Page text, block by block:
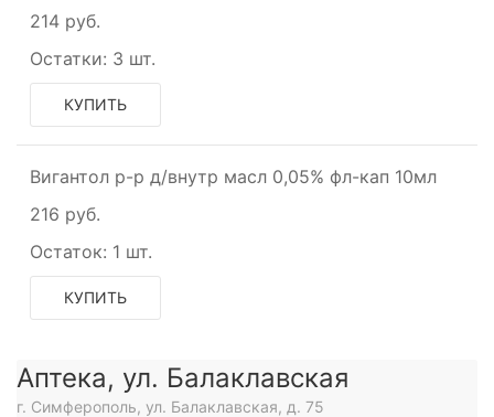
214 руб.
Остатки: 3 шт.
КУПИТЬ
Вигантол р-р д/внутр масл 0,05% фл-кап 10мл
216 руб.
Остаток: 1 шт.
КУПИТЬ
Аптека, ул. Балаклавская
г. Симферополь, ул. Балаклавская, д. 75